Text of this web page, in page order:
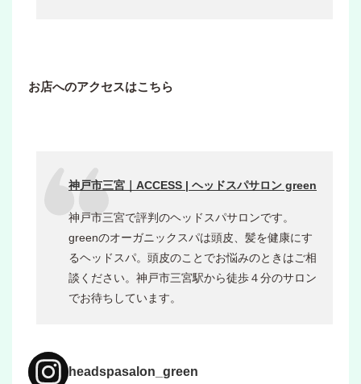
お店へのアクセスはこちら
神戸市三宮｜ACCESS | ヘッドスパサロン green
神戸市三宮で評判のヘッドスパサロンです。
greenのオーガニックスパは頭皮、髪を健康にす
るヘッドスパ。頭皮のことでお悩みのときはご相
談ください。神戸市三宮駅から徒歩４分のサロン
でお待ちしています。
headspasalon_green